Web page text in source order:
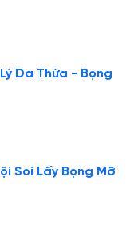
Da Thừa - Bọng
Soi Lấy Bọng Mỡ